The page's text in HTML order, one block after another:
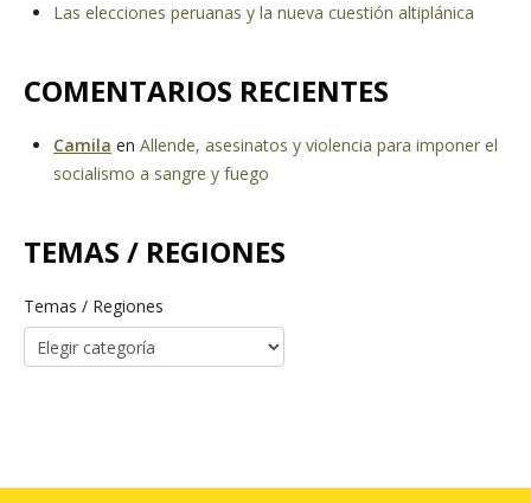
Las elecciones peruanas y la nueva cuestión altiplánica
COMENTARIOS RECIENTES
Camila en Allende, asesinatos y violencia para imponer el
socialismo a sangre y fuego
TEMAS / REGIONES
Temas / Regiones